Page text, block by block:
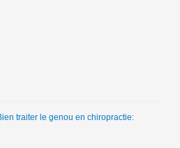
traiter le genou en chiropractie: